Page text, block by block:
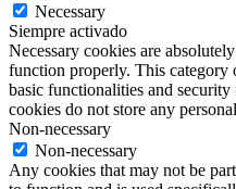
Necessary
Siempre activado
Necessary cookies are
function properly. This category
basic functionalities and
cookies do not store any
Non-necessary
Non-necessary
Any cookies that may not be